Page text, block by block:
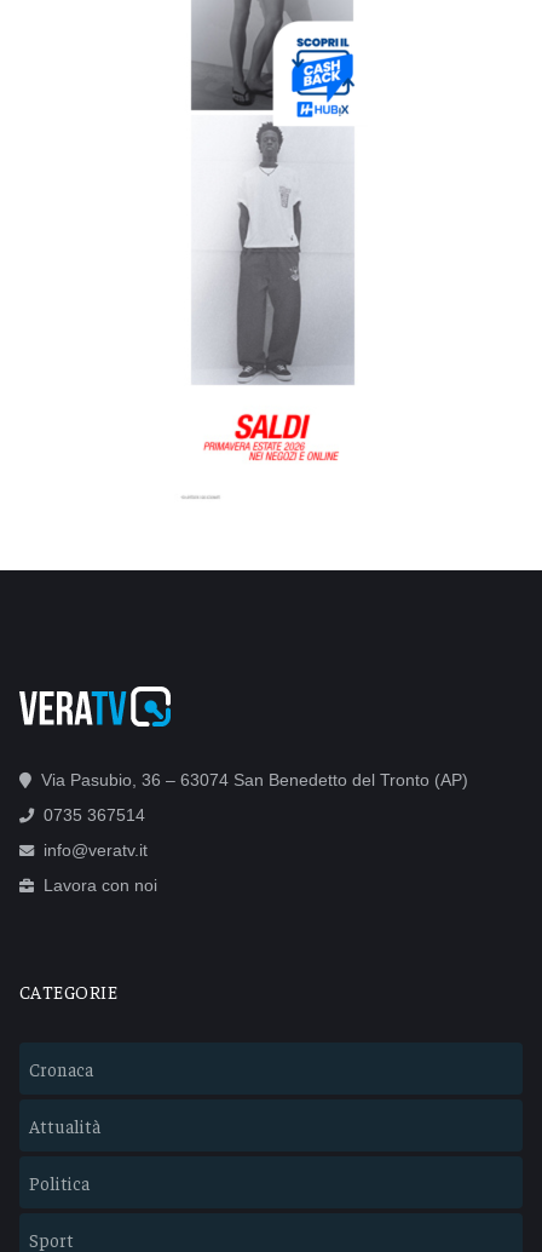
Via Pasubio, 36 – 63074 San Benedetto del Tronto (AP)
0735 367514
info@veratv.it
Lavora con noi
CATEGORIE
Cronaca
Attualità
Politica
Sport